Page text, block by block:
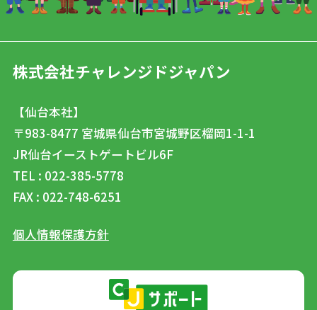
株式会社チャレンジドジャパン
【仙台本社】
〒983-8477 宮城県仙台市宮城野区榴岡1-1-1
JR仙台イーストゲートビル6F
TEL : 022-385-5778
FAX : 022-748-6251
個人情報保護方針